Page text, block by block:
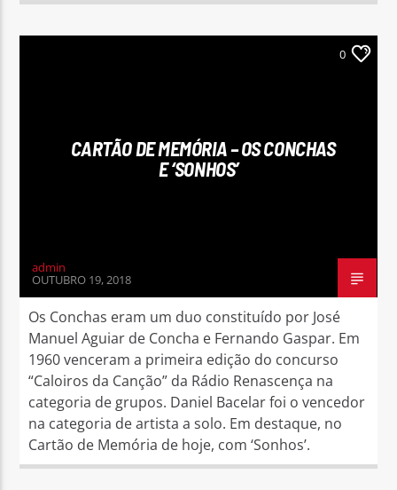
0
CARTÃO DE MEMÓRIA – OS CONCHAS
E ‘SONHOS’
admin
OUTUBRO 19, 2018
Os Conchas eram um duo constituído por José
Manuel Aguiar de Concha e Fernando Gaspar. Em
1960 venceram a primeira edição do concurso
“Caloiros da Canção” da Rádio Renascença na
categoria de grupos. Daniel Bacelar foi o vencedor
na categoria de artista a solo. Em destaque, no
Cartão de Memória de hoje, com ‘Sonhos’.